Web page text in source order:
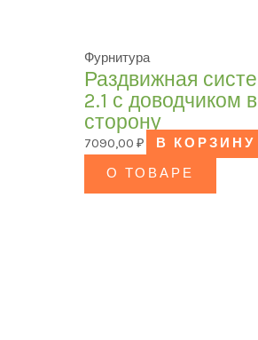
Фурнитура
Раздвижная
2.1 с доводчиком
сторону
7090,00₽
В КОРЗИНУ
О ТОВАРЕ